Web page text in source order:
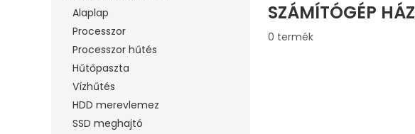
Alaplap
Processzor
Processzor hűtés
Hűtőpaszta
Vízhűtés
HDD merevlemez
SSD meghajtó
SZÁMÍTÓGÉP HÁZ
0 termék